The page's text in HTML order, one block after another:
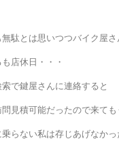
駄とは思いつつバイク屋
店休日・・・
で鍵屋さんに連絡すると
見積可能だったので来て
らない私は存じあげなかっ